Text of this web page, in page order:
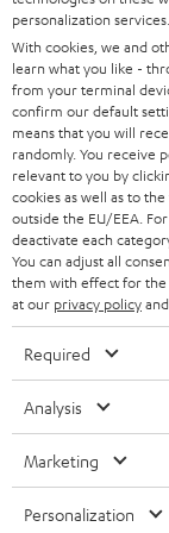
steuern.
Robustes
Aufladen
Damit die True
wird ein kleiner
kleinen Bluetooth-
spenden wie der
Beispiel. Allerdings
unterwegs kein
beim AIRY TWS 2.
Lieferumfang gehört.
Hosentasche, denn
aufbewahrt werden
sobald die TWS
Darum lohnt
Kopfhörer
Praktisch: True
r
a
n
m
e
l
d
u
n
Kategorien
HEIMKINO
HEIMKINO-
SOUNDBARS
STEREO
SMART HOME
BLUETOOTH-
KOPFHÖRER
BLUETOOTH-
Unternehmen
SUPPORT
KARRIERE
PRESSE &
Teufel Onlineshops
DEUTSCHLAND
ÖSTERREICH
SCHWEIZ
personalization services.
With cookies, we and
learn what you like -
from your terminal
confirm our default
means that you will
randomly. You receive
relevant to you by
cookies as well as to
outside the EU/EEA.
deactivate each
You can adjust all
them with effect for the
at our privacy policy
Required
Analysis
Marketing
Personalization